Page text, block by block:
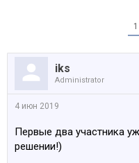
1
iks
Administrator
4 июн 2019
Первые два участника
решении!)